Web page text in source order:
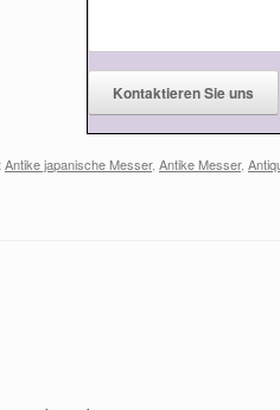
Antike japanische Messer, Antike Messer,